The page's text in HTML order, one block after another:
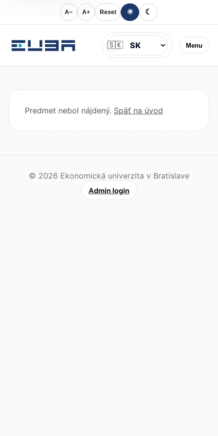
A− A+ Reset ☀ ☾
Menu
Jazyk
🇸🇰
Predmet nebol nájdený. Späť na úvod
© 2026 Ekonomická univerzita v Bratislave
Admin login